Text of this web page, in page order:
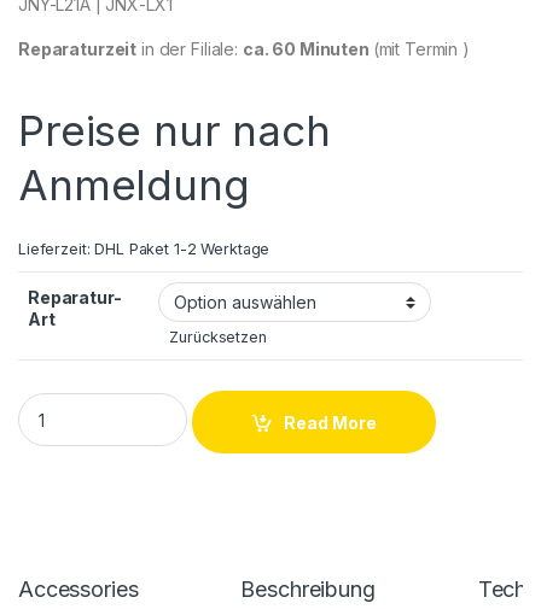
JNY-L21A | JNX-LX1
Reparaturzeit in der Filiale: ca. 60 Minuten (mit Termin )
Preise nur nach
Anmeldung
Lieferzeit:DHL Paket 1-2 Werktage
Reparatur-
Art
Zurücksetzen
HUAWEI P30 LCD + Touchscreen Reparatur quantity
Read More
Accessories Beschreibung